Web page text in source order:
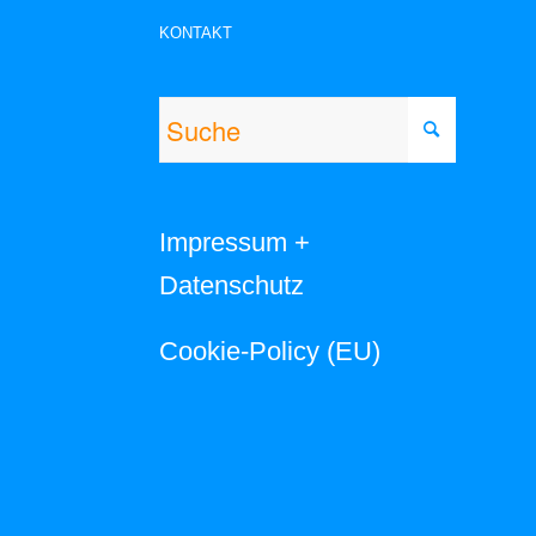
KONTAKT
Impressum +
Datenschutz
Cookie-Policy (EU)